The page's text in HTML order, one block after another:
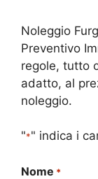
Noleggio
Preventivo
regole, tutto
adatto, al
noleggio.
"*" indica i
Nome *